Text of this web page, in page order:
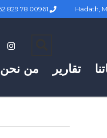
من نحن تقارير